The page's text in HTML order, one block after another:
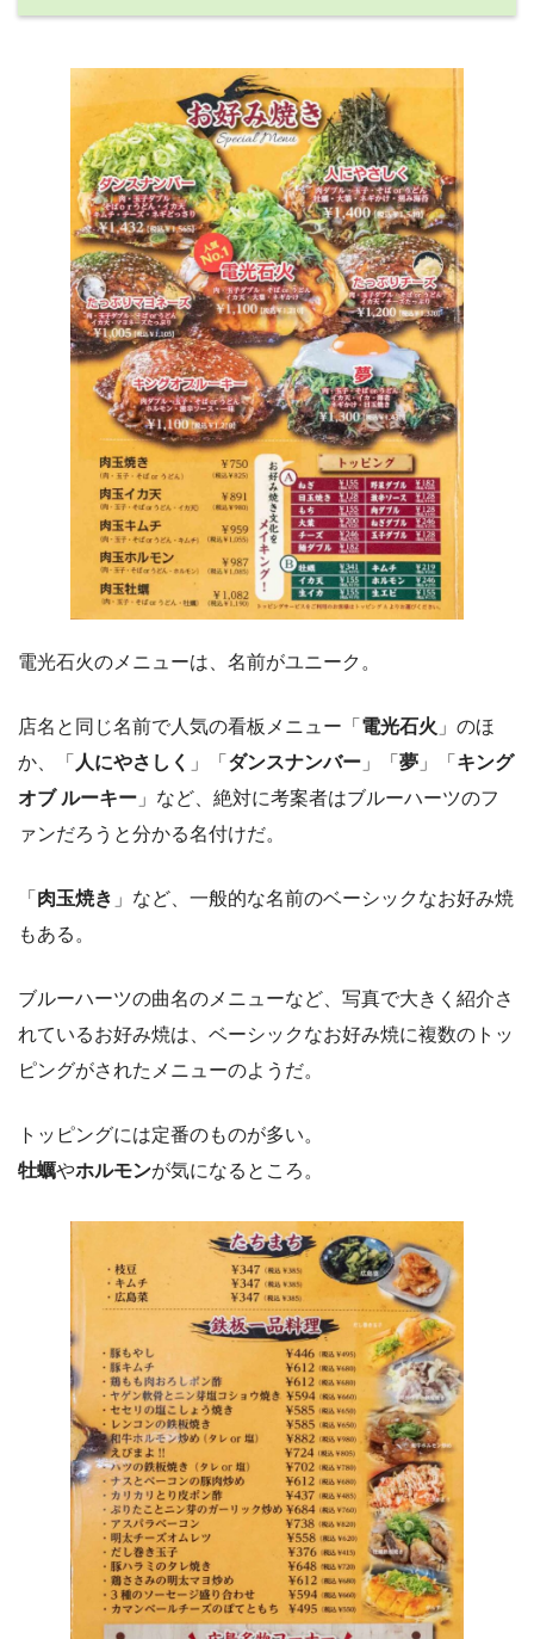
電光石火のメニューは、名前がユニーク。
店名と同じ名前で人気の看板メニュー「電光石火 」のほ
か、「 人にやさしく 」「ダンスナンバー 」「夢 」「キング
オブ ルーキー 」など、絶対に考案者はブルーハーツのフ
ァンだろうと分かる名付けだ。
「肉玉焼き 」など、一般的な名前のベーシックなお好み焼
もある。
ブルーハーツの曲名のメニューなど、写真で大きく紹介さ
れているお好み焼は、ベーシックなお好み焼に複数のトッ
ピングがされたメニューのようだ。
トッピングには定番のものが多い。
牡蠣やホルモンが気になるところ。